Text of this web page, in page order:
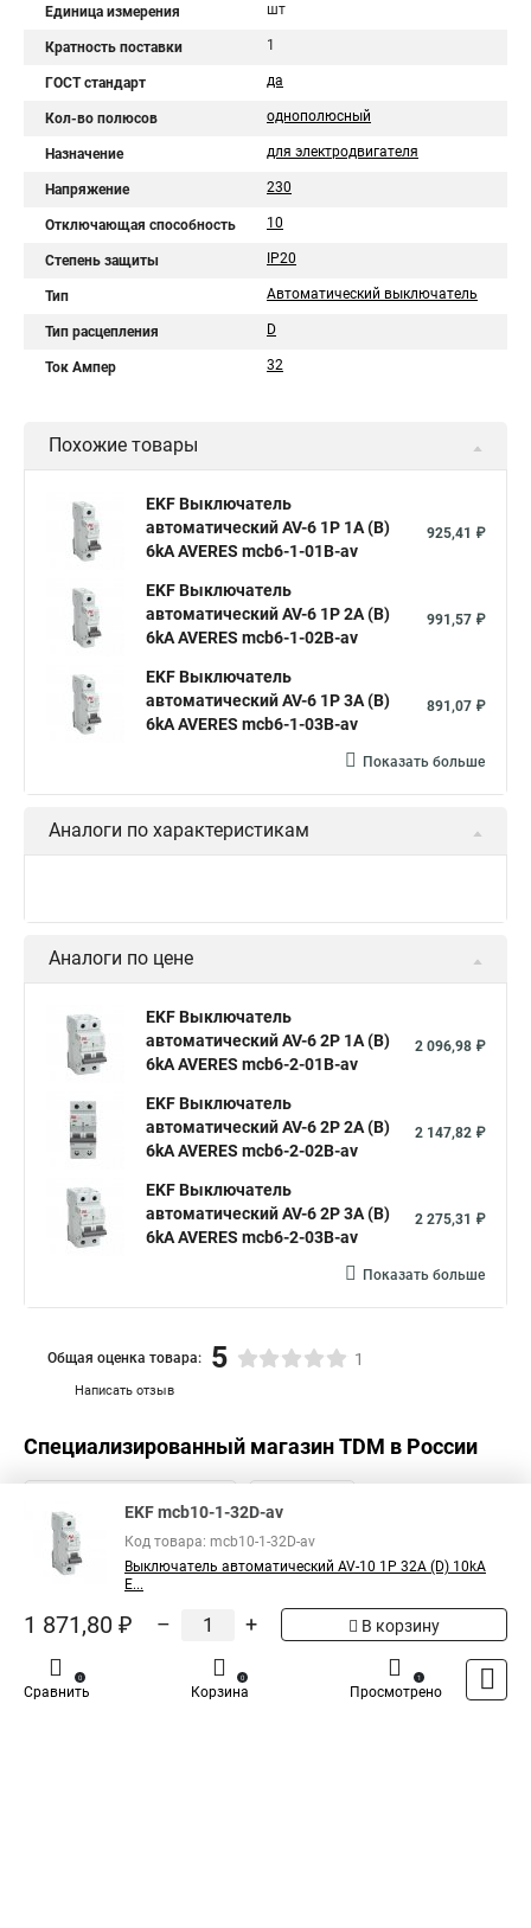
Единица измерения шт
Кратность поставки 1
ГОСТ стандарт да
Кол-во полюсов однополюсный
Назначение для электродвигателя
Напряжение 230
Отключающая способность 10
Степень защиты IP20
Тип Автоматический выключатель
Тип расцепления D
Ток Ампер 32
Похожие товары
EKF Выключатель
автоматический AV-6 1P 1A (B)
6kA AVERES mcb6-1-01B-av
925,41 ₽
EKF Выключатель
автоматический AV-6 1P 2A (B)
6kA AVERES mcb6-1-02B-av
991,57 ₽
EKF Выключатель
автоматический AV-6 1P 3A (B)
6kA AVERES mcb6-1-03B-av
891,07 ₽
Показать больше
Аналоги по характеристикам
Аналоги по цене
EKF Выключатель
автоматический AV-6 2P 1A (B)
6kA AVERES mcb6-2-01B-av
2 096,98 ₽
EKF Выключатель
автоматический AV-6 2P 2A (B)
6kA AVERES mcb6-2-02B-av
2 147,82 ₽
EKF Выключатель
автоматический AV-6 2P 3A (B)
6kA AVERES mcb6-2-03B-av
2 275,31 ₽
Показать больше
Написать отзыв
Общая оценка товара: 5 1
Специализированный магазинTDM в России
EKF mcb10-1-32D-av
Код товара: mcb10-1-32D-av
Выключатель автоматический AV-10 1P 32A (D) 10kA
E...
1 871,80 ₽ – + В корзину
Сравнить
0
Корзина
0
Просмотрено
1